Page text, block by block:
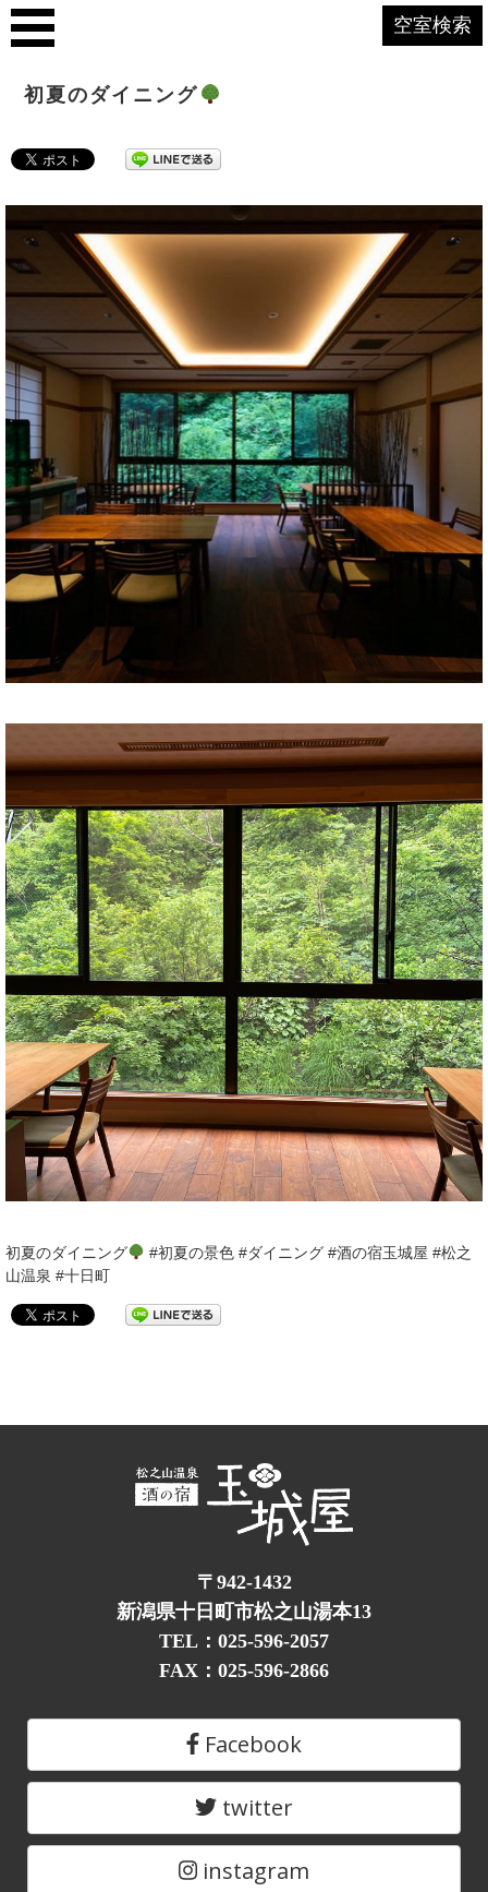
空室検索
初夏のダイニング
初夏のダイニング
#初夏の景色 #ダイニング #酒の宿玉城屋 #松之
山温泉 #十日町
〒942-1432
新潟県十日町市松之山湯本13
TEL：025-596-2057
FAX：025-596-2866
Facebook
twitter
instagram